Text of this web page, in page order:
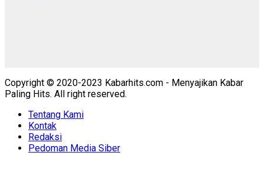
Copyright © 2020-2023 Kabarhits.com - Menyajikan Kabar
Paling Hits. All right reserved.
Tentang Kami
Kontak
Redaksi
Pedoman Media Siber